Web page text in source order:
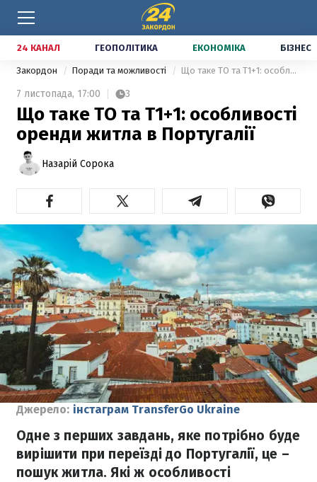
24 КАНАЛ ГЕОПОЛІТИКА ЕКОНОМІКА БІЗНЕС
Закордон Поради та можливості Що таке TO та T1+1: особливості оренди житла в Португалії
7 листопада, 17:00 3
Що таке TO та T1+1: особливості
оренди житла в Португалії
Назарій Сорока
Джерело: інстаграм TransferGo Ukraine
Одне з перших завдань, яке потрібно буде
вирішити при переїзді до Португалії, це –
пошук житла. Які ж особливості